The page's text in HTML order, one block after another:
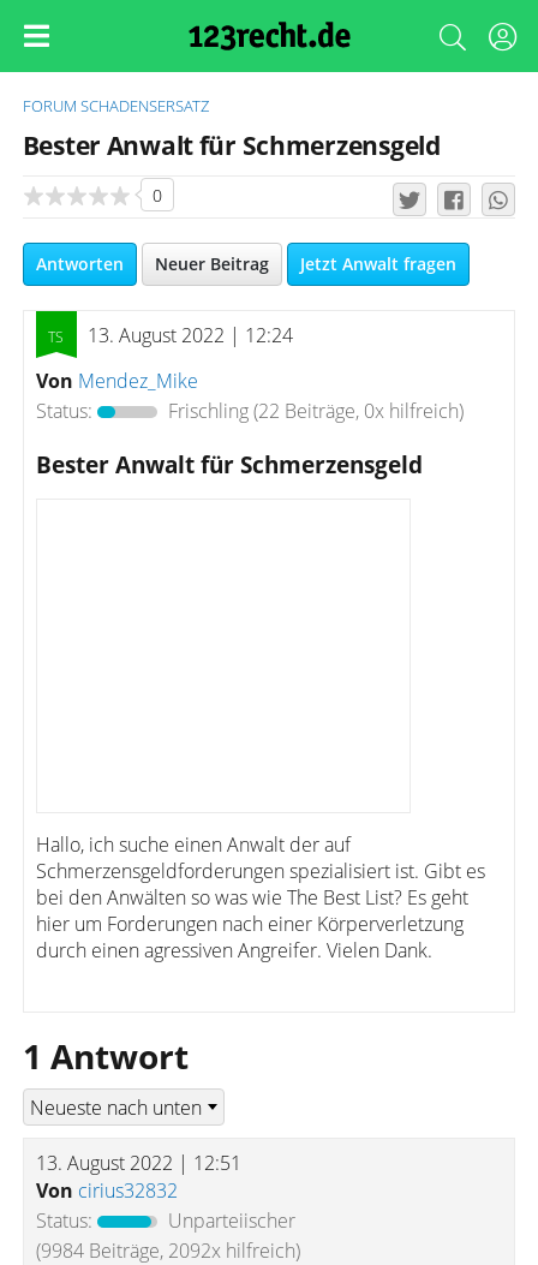
FORUM SCHADENSERSATZ
Bester Anwalt für Schmerzensgeld
0
Antworten Neuer Beitrag Jetzt Anwalt fragen
13. August 2022 | 12:24
Von Mendez_Mike
Status:
Frischling(22 Beiträge, 0x hilfreich)
Bester Anwalt für Schmerzensgeld
Hallo, ich suche einen Anwalt der auf
Schmerzensgeldforderungen spezialisiert ist. Gibt es
bei den Anwälten so was wie The Best List? Es geht
hier um Forderungen nach einer Körperverletzung
durch einen agressiven Angreifer. Vielen Dank.
1 Antwort
13. August 2022 | 12:51
Von cirius32832
Status:
Unparteiischer
(9984 Beiträge, 2092x hilfreich)